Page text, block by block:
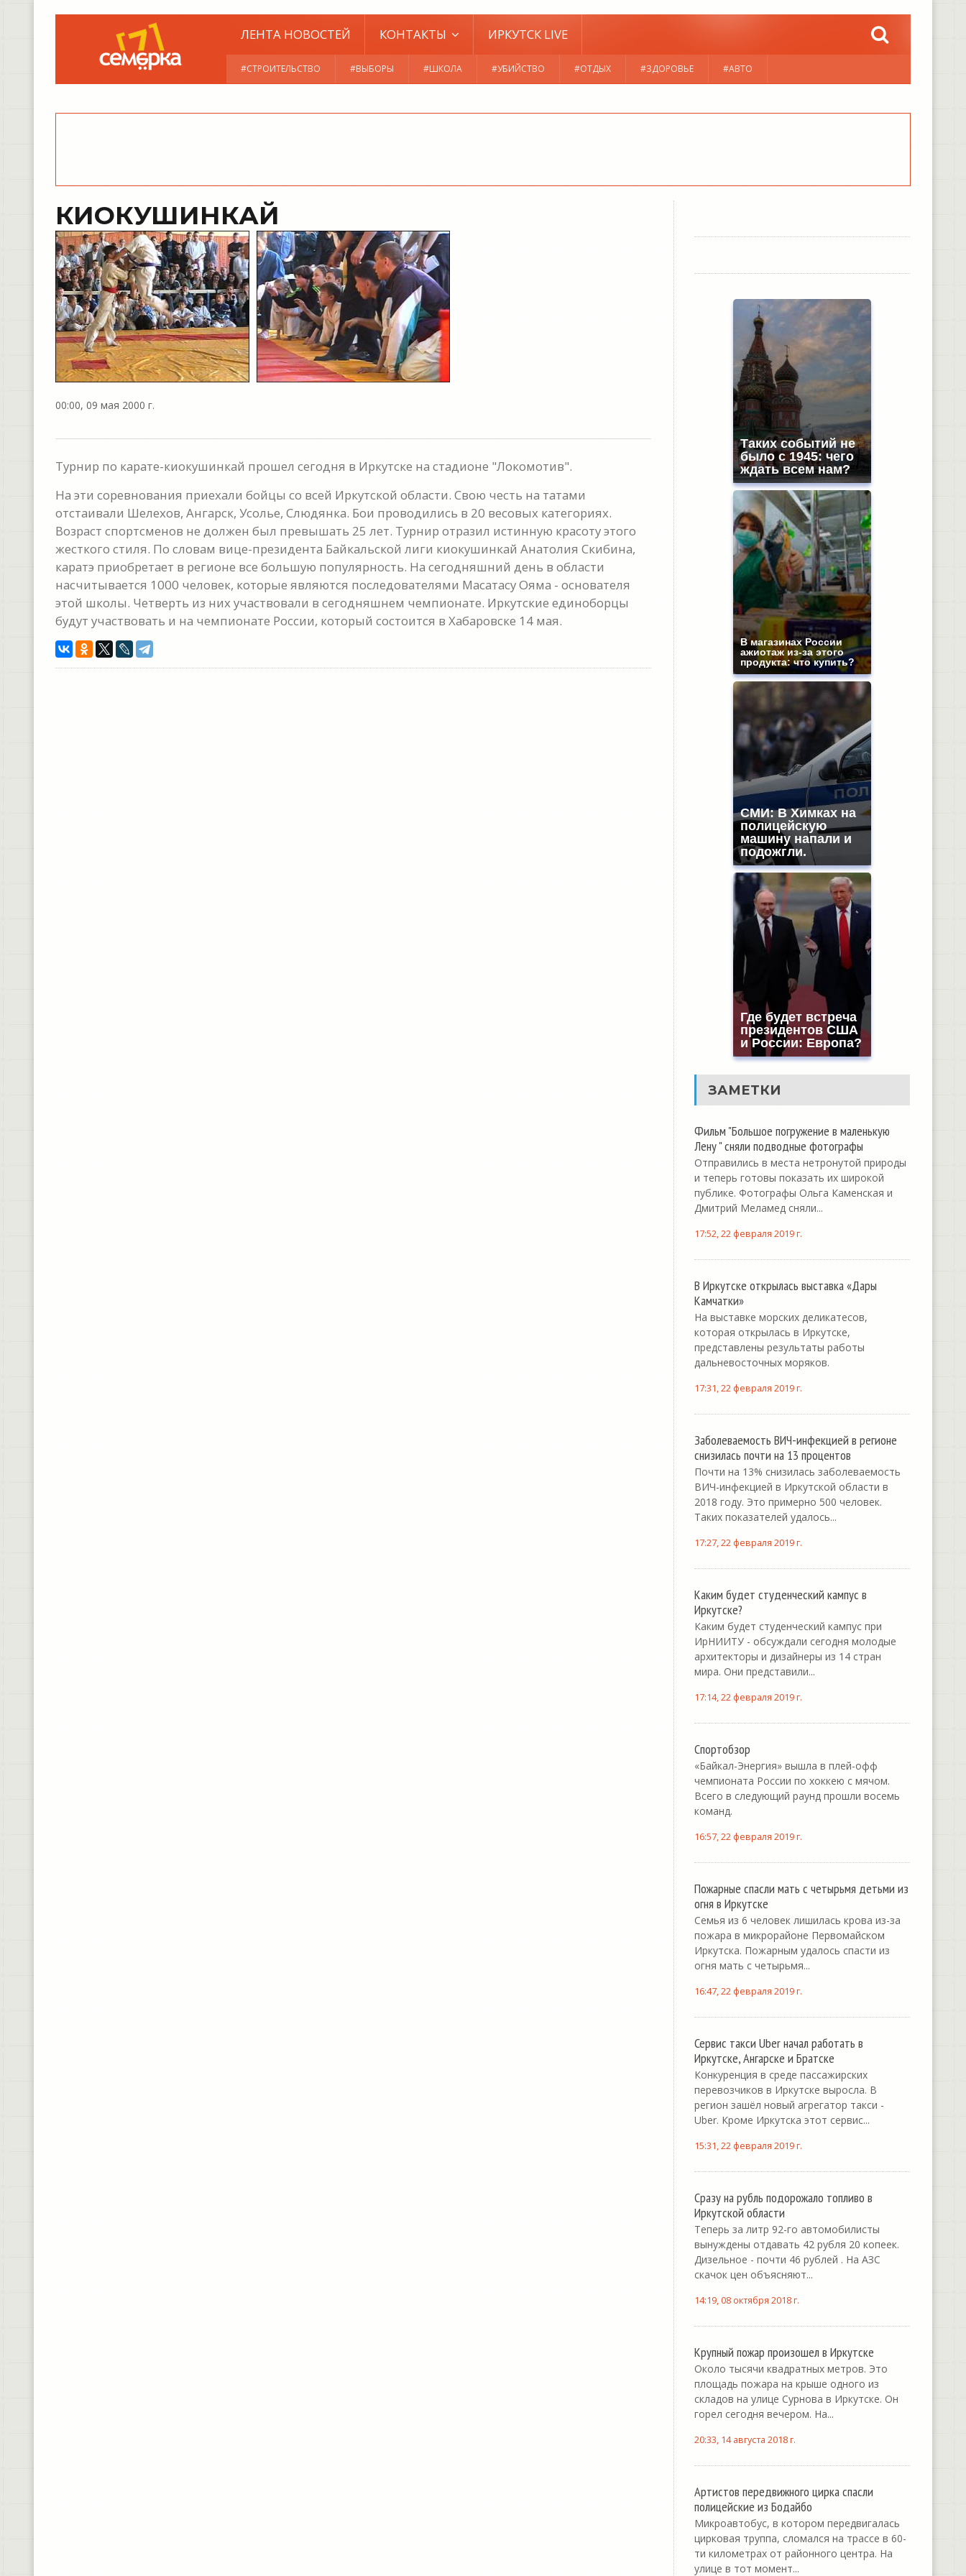
ЛЕНТА НОВОСТЕЙ КОНТАКТЫ ИРКУТСК LIVE
#СТРОИТЕЛЬСТВО #ВЫБОРЫ #ШКОЛА #УБИЙСТВО #ОТДЫХ #ЗДОРОВЬЕ #АВТО
КИОКУШИНКАЙ
00:00, 09 мая 2000 г.
Турнир по карате-киокушинкай прошел сегодня в Иркутске на стадионе "Локомотив".
На эти соревнования приехали бойцы со всей Иркутской области. Свою честь на татами
отстаивали Шелехов, Ангарск, Усолье, Слюдянка. Бои проводились в 20 весовых категориях.
Возраст спортсменов не должен был превышать 25 лет. Турнир отразил истинную красоту этого
жесткого стиля. По словам вице-президента Байкальской лиги киокушинкай Анатолия Скибина,
каратэ приобретает в регионе все большую популярность. На сегодняшний день в области
насчитывается 1000 человек, которые являются последователями Масатасу Ояма - основателя
этой школы. Четверть из них участвовали в сегодняшнем чемпионате. Иркутские единоборцы
будут участвовать и на чемпионате России, который состоится в Хабаровске 14 мая.
Таких событий не
было с 1945: чего
ждать всем нам?
В магазинах России
ажиотаж из-за этого
продукта: что купить?
СМИ: В Химках на
полицейскую
машину напали и
подожгли.
Где будет встреча
президентов США
и России: Европа?
ЗАМЕТКИ
Фильм "Большое погружение в маленькую
Лену " сняли подводные фотографы
Отправились в места нетронутой природы
и теперь готовы показать их широкой
публике. Фотографы Ольга Каменская и
Дмитрий Меламед сняли...
17:52, 22 февраля 2019 г.
В Иркутске открылась выставка «Дары
Камчатки»
На выставке морских деликатесов,
которая открылась в Иркутске,
представлены результаты работы
дальневосточных моряков.
17:31, 22 февраля 2019 г.
Заболеваемость ВИЧ-инфекцией в регионе
снизилась почти на 13 процентов
Почти на 13% снизилась заболеваемость
ВИЧ-инфекцией в Иркутской области в
2018 году. Это примерно 500 человек.
Таких показателей удалось...
17:27, 22 февраля 2019 г.
Каким будет студенческий кампус в
Иркутске?
Каким будет студенческий кампус при
ИрНИИТУ - обсуждали сегодня молодые
архитекторы и дизайнеры из 14 стран
мира. Они представили...
17:14, 22 февраля 2019 г.
Спортобзор
«Байкал-Энергия» вышла в плей-офф
чемпионата России по хоккею с мячом.
Всего в следующий раунд прошли восемь
команд.
16:57, 22 февраля 2019 г.
Пожарные спасли мать с четырьмя детьми из
огня в Иркутске
Семья из 6 человек лишилась крова из-за
пожара в микрорайоне Первомайском
Иркутска. Пожарным удалось спасти из
огня мать с четырьмя...
16:47, 22 февраля 2019 г.
Сервис такси Uber начал работать в
Иркутске, Ангарске и Братске
Конкуренция в среде пассажирских
перевозчиков в Иркутске выросла. В
регион зашёл новый агрегатор такси -
Uber. Кроме Иркутска этот сервис...
15:31, 22 февраля 2019 г.
Сразу на рубль подорожало топливо в
Иркутской области
Теперь за литр 92-го автомобилисты
вынуждены отдавать 42 рубля 20 копеек.
Дизельное - почти 46 рублей . На АЗС
скачок цен объясняют...
14:19, 08 октября 2018 г.
Крупный пожар произошел в Иркутске
Около тысячи квадратных метров. Это
площадь пожара на крыше одного из
складов на улице Сурнова в Иркутске. Он
горел сегодня вечером. На...
20:33, 14 августа 2018 г.
Артистов передвижного цирка спасли
полицейские из Бодайбо
Микроавтобус, в котором передвигалась
цирковая труппа, сломался на трассе в 60-
ти километрах от районного центра. На
улице в тот момент...